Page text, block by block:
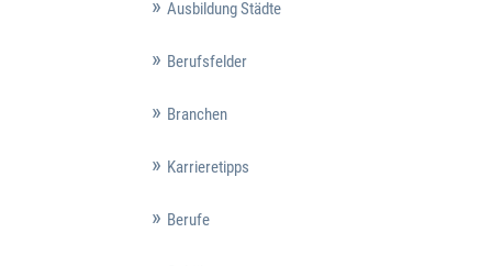
Ausbildung Städte
Berufsfelder
Branchen
Karrieretipps
Berufe